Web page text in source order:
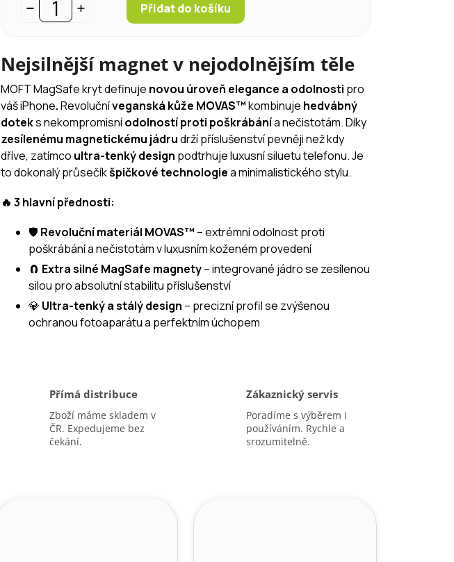
Přidat do košíku
Nejsilnější magnet v nejodolnějším těle
MOFT MagSafe kryt definuje novou úroveň elegance a odolnosti pro
váš iPhone.Revolučníveganská kůže MOVAS™kombinuje hedvábný
doteks nekompromisníodolností proti poškrábánía nečistotám. Díky
zesílenému magnetickému jádrudrží příslušenství pevněji než kdy
dříve, zatímco ultra-tenký design podtrhuje luxusní siluetu telefonu. Je
to dokonalý průsečíkšpičkové technologiea minimalistického stylu.
🔥 3 hlavní přednosti:
🛡️ Revoluční materiál MOVAS™ – extrémní odolnost proti
poškrábání a nečistotám v luxusním koženém provedení
🧲 Extra silné MagSafe magnety– integrované jádro se zesílenou
silou pro absolutní stabilitu příslušenství
💎 Ultra-tenký a stálý design – precizní profil se zvýšenou
ochranou fotoaparátu a perfektním úchopem
Přímá distribuce
Zboží máme skladem v
ČR. Expedujeme bez
čekání.
Zákaznický servis
Poradíme s výběrem i
používáním. Rychle a
srozumitelně.